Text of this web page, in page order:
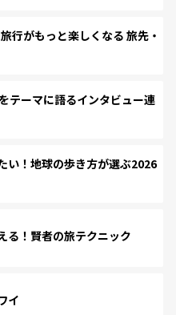
がもっと楽しくなる 旅先・
テーマに語るインタビュー連
い！地球の歩き方が選ぶ2026
る！賢者の旅テクニック
イ